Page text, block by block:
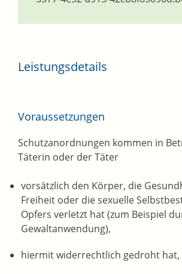
Leistungsdetails
Voraussetzungen
Schutzanordnungen kommen in
Täterin oder der Täter
vorsätzlich den Körper, die
Freiheit oder die sexuelle
Opfers verletzt hat(zum Beispiel
Gewaltanwendung),
hiermit widerrechtlich gedroht hat,